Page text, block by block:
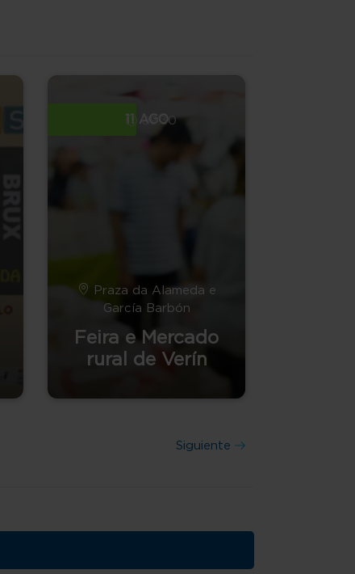
11 AGO
09:30
Praza da Alameda e
García Barbón
Feira e Mercado
rural de Verín
Siguiente